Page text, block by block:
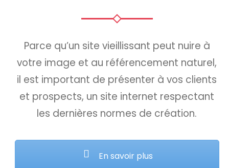
Parce qu’un site vieillissant peut nuire à
votre image et au référencement naturel,
il est important de présenter à vos clients
et prospects, un site internet respectant
les dernières normes de création.
En savoir plus